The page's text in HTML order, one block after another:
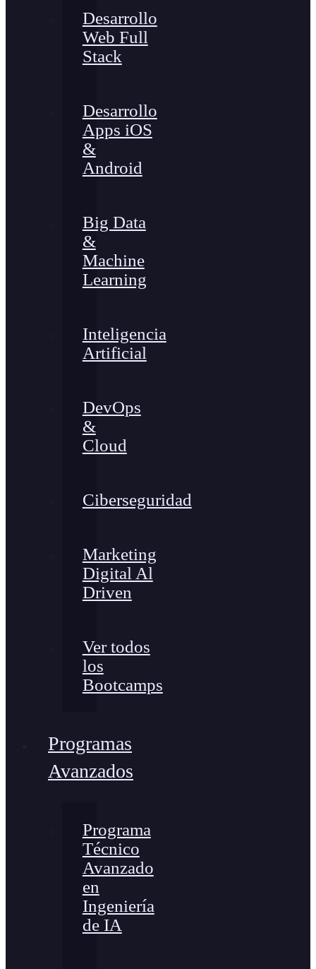
Desarrollo
Web Full
Stack
Desarrollo
Apps iOS
&
Android
Big Data
&
Machine
Learning
Inteligencia
Artificial
DevOps
&
Cloud
Ciberseguridad
Marketing
Digital Al
Driven
Ver todos
los
Bootcamps
Programas
Avanzados
Programa
Técnico
Avanzado
en
Ingeniería
de IA